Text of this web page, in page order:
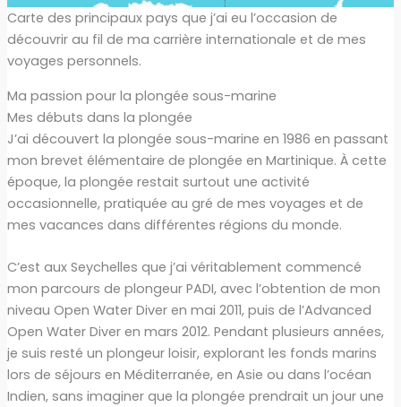
Carte des principaux pays que j’ai eu l’occasion de
découvrir au fil de ma carrière internationale et de mes
voyages personnels.
Ma passion pour la plongée sous-marine
Mes débuts dans la plongée
J’ai découvert la plongée sous-marine en 1986 en passant
mon brevet élémentaire de plongée en Martinique. À cette
époque, la plongée restait surtout une activité
occasionnelle, pratiquée au gré de mes voyages et de
mes vacances dans différentes régions du monde.
C’est aux Seychelles que j’ai véritablement commencé
mon parcours de plongeur PADI, avec l’obtention de mon
niveau Open Water Diver en mai 2011, puis de l’Advanced
Open Water Diver en mars 2012. Pendant plusieurs années,
je suis resté un plongeur loisir, explorant les fonds marins
lors de séjours en Méditerranée, en Asie ou dans l’océan
Indien, sans imaginer que la plongée prendrait un jour une